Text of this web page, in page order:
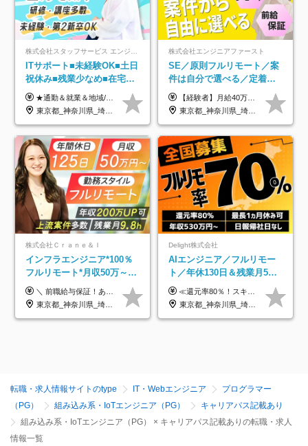
ITサポート■未経験OK■土日
祝休み■残業少なめ■在宅実
績あり■約900種類のスキル
アップ講座あり■全国募集
★通勤＆就業＆地域/住宅＆役職手当あり ★残業代は全額支給 ★選べる給与制度あり！ ■東京・神奈川・千葉・埼玉勤務の場合 月給24.5万円～55万円＋諸手当 （残業代は全額支給） (20,000円の地域/住宅手当込み) ■愛知・京都・大阪・兵庫勤務の場合 月給24万円以上＋諸手当 （残業代は全額支給） (15,000円の地域/住宅手当込み) ■茨城・栃木・群馬・静岡・三重・滋賀・広島・福岡勤務の場合 月給23.5万円以上＋諸手当 （残業代は全額支給） (10,000円の地域/住宅手当込み) ■北海道・宮城・山梨・長野・岐阜・奈良・和歌山・岡山勤務の場合 月給23万円以上＋諸手当 （残業代は全額支給） (5,000円の地域/住宅手当込み) ■その他のエリア勤務の場合 月給22.5万円以上＋諸手当 （残業代は全額支給） ※経験や能力を考慮し、当社規定により優遇します 【昇給：年一回実施】 【選べる給与制度】 ★収入を重視する方に… 「変動型人事制度」の選択も可能（派遣先からの評価に応じて収入アップ！） ※年2回のタイミングで希望者と面談の上決定します。
東京都_神奈川県_埼玉県_千葉県_大阪府_愛知県_北海道_岩手県_宮城県_山形県_福島県_茨城県_栃木県_群馬県_山梨県_長野県_富山県_石川県_静岡県_岐阜県_三重県_兵庫県_京都府_滋賀県_奈良県_広島県_岡山県_山口県_愛媛県_福岡県_熊本県_長崎県
株式会社エンジニアファースト
SE／原則フルリモート／案
件は自分で選べる／定着率
93%／20～30代活躍中！
【経験者】月給40万円～120万円(固定残業代含む)+各種手当 ★前職給与の総収入額を100％保証｜還元率84％〜100％ ★20代の平均年収570万円 ※月給には、みなし残業手当(月30時間／5万8000円以上)を含みます 超過分は別途追加支給 ※固定残業代は、時間外労働の有無に関わらず30時間分を、月5万8000円~15万7000円支給 ※上記を超える時間外労働分は追加で支給 【未経験者】月給21万円以上＋各種手当 固定残業なし(残業代発生分全額支給) ※6ヶ月の試用期間あり（※条件に変動なし） ▼単価連動性×還元率は84％～100％で収入の大幅UPが可能！ ・案件単価が月50万円の場合：年収417万円 ・案件単価が月70万円の場合：年収584万円 ・案件単価が月100万円の場合：年収834万円 ＜モデル年収＞ ▼400万円～500万円(入社初年度) ▼542万円～626万円(入社2年) ▼667万円～700万円(入社3年） ▼709万円～801万円(入社5年）
東京都_神奈川県_埼玉県_千葉県_大阪府_愛知県_北海道_青森県_岩手県_宮城県_秋田県_山形県_福島県_茨城県_栃木県_群馬県_新潟県_山梨県_長野県_富山県_石川県_福井県_静岡県_岐阜県_三重県_兵庫県_京都府_滋賀県_奈良県_和歌山県_広島県_岡山県_鳥取県_島根県_山口県_徳島県_香川県_愛媛県_高知県_福岡県_熊本県_佐賀県_長崎県_大分県_宮崎県_鹿児島県_沖縄県
株式会社Ｃｒａｎｅ＆Ｉ
インフラエンジニア*100％
フルリモート*月収50万～*
クラウド×上流工程*前職給
与保証*残業月9.8h
＼ 前職給与保証！あなたのこれまでの経験を正当評価 ／ ★月収50万円～スタート！【年俸600万～1,162万8,000円（12分割）】 ――「頑張りが給与に直結しない…」そんな不満とは無縁の環境です。 実際、入社後に「年収150万～200万円UP」を実現した先輩エンジニアが多数活躍中！ 【 収入をさらに押し上げる充実のプラスα 】 スキルを磨くほど得をする「資格手当」 ⇒ 1資格につき毎月3,000円～30,000円を継続支給！ 成果を見逃さない「功績手当」 ⇒ 社員の頑張りに応じて最大10万円をダイレクトに支給！ スピード昇給・高年収も可能 ⇒ 1回の昇給で年収数十万UPのチャンスあり。ゆくゆくは年収1000万以上のハイクラスも目指せます。 ※経験・スキルを考慮の上決定します ※上記金額には固定残業代（月30h分・95,000円～184,000円）を含みます ※超過分は別途全額支給します ※試用期間2ヶ月間あり（その他待遇に差異はありません）
東京都_神奈川県_埼玉県_千葉県_大阪府_愛知県_北海道_青森県_岩手県_宮城県_秋田県_山形県_福島県_茨城県_栃木県_群馬県_新潟県_山梨県_長野県_富山県_石川県_福井県_静岡県_岐阜県_三重県_兵庫県_京都府_滋賀県_奈良県_和歌山県_広島県_岡山県_鳥取県_島根県_山口県_徳島県_香川県_愛媛県_高知県_福岡県_熊本県_佐賀県_長崎県_大分県_宮崎県_鹿児島県_沖縄県
Delight株式会社
AIエンジニア／フルリモー
ト／年休130日＆残業月5h
以下／1カ月連休可／案件選
択制／還元率80%
≪還元率80％！スキルや経験をしっかり収入に反映します≫ 年俸530万円以上＋業績賞与 ※スキル・経験を考慮の上、優遇いたします ※上記年俸を12分割し、月1回支給します ※上記年俸には固定残業代月20時間分(月6万9000円以上)が含まれます。残業はほとんど発生しませんが、超過した場合は追加支給します ★AIを使った自社への貢献も、貢献度に応じて給与に反映する制度があります
東京都_神奈川県_埼玉県_千葉県_大阪府_愛知県_北海道_青森県_岩手県_宮城県_秋田県_山形県_福島県_茨城県_栃木県_群馬県_新潟県_山梨県_長野県_富山県_石川県_福井県_静岡県_岐阜県_三重県_兵庫県_京都府_滋賀県_奈良県_和歌山県_広島県_岡山県_鳥取県_島根県_山口県_徳島県_香川県_愛媛県_高知県_福岡県_熊本県_佐賀県_長崎県_大分県_宮崎県_鹿児島県_沖縄県
転職・求人情報サイトのtype IT・Webエンジニア
プログラマー
（PG）
組み込み系・IoTエンジニア（PG）
キャリアパス記載あり
組み込み系・IoTエンジニア（PG） × キャリアパス記載ありの転職・求人
情報一覧